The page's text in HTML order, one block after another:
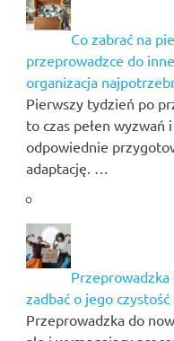
Co zabrać na
przeprowadzce do
organizacja
Pierwszy tydzień po
to czas pełen wyzwań
odpowiednie
adaptację. …
zadbać o jego czystość
Przeprowadzka do